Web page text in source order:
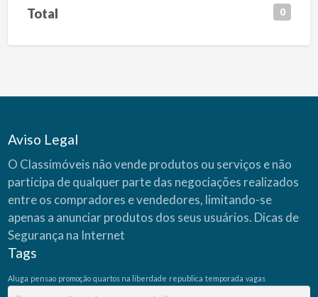
Total 0
Aviso Legal
O Classimóveis não vende produtos ou serviços e não
participa de qualquer parte das negociações realizados
entre os compradores e vendedores, limitando-se
apenas a anunciar produtos dos seus usuários. Dicas de
Segurança na Internet
Tags
Aluga pensao promoção quartos na liberdade republica temporada vagas